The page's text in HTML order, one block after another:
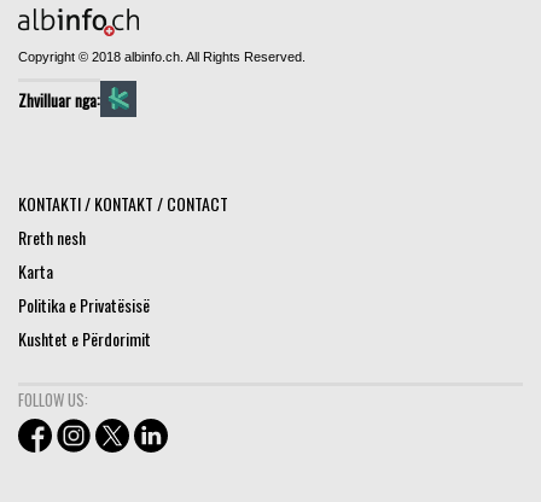
Copyright © 2018 albinfo.ch. All Rights Reserved.
Zhvilluar nga:
KONTAKTI / KONTAKT / CONTACT
Rreth nesh
Karta
Politika e Privatësisë
Kushtet e Përdorimit
FOLLOW US: